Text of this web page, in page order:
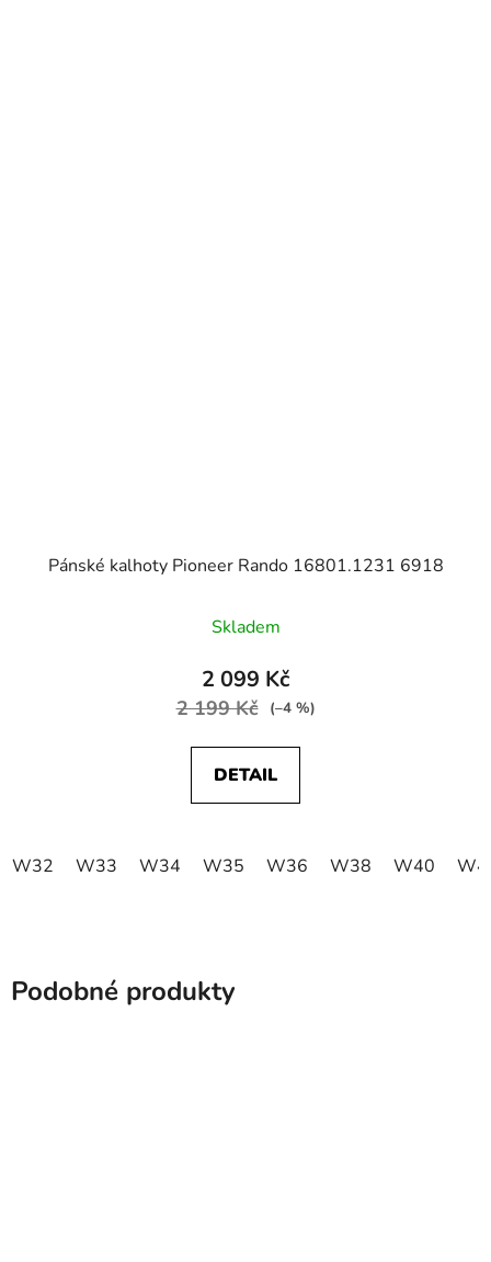
Pánské kalhoty Pioneer Rando 16801.1231 6918
Skladem
2 099 Kč
2 199 Kč (–4 %)
DETAIL
W32 W33 W34 W35 W36 W38 W40
Podobné produkty